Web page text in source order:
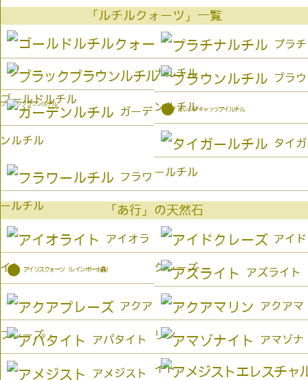
「ルチルクォーツ」一覧
ゴールドルチル
プラチ
ナルチル
ブラックブラウンルチル
ブラウ
ンルチル
ガーデ
ンルチル
● オレンジキャッツアイルチル
タイガ
ールチル
フラワ
ールチル 「あ行」の天然石
アイオラ
イト
アイド
クレーズ
● アイリスクォーツ（レインボー水晶） アズライト
アクア
プレーズ
アクアマ
リン
アパタイト アマゾナ
イト
アメジスト